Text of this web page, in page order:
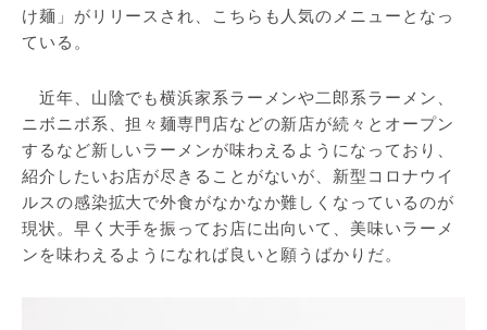
け麺」がリリースされ、こちらも人気のメニューとなっ
ている。
近年、山陰でも横浜家系ラーメンや二郎系ラーメン、
ニボニボ系、担々麺専門店などの新店が続々とオープン
するなど新しいラーメンが味わえるようになっており、
紹介したいお店が尽きることがないが、新型コロナウイ
ルスの感染拡大で外食がなかなか難しくなっているのが
現状。早く大手を振ってお店に出向いて、美味いラーメ
ンを味わえるようになれば良いと願うばかりだ。